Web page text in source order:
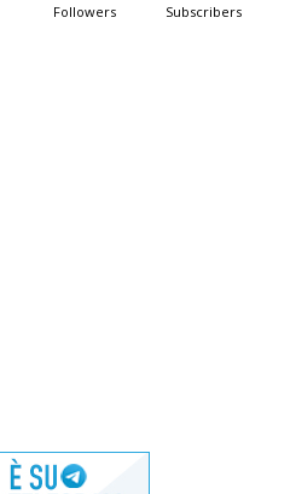
Followers Subscribers